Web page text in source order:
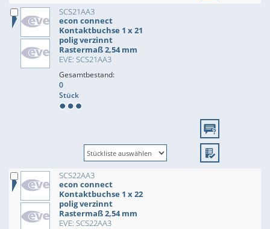
SCS21AA3
econ connect
Kontaktbuchse 1 x 21
polig verzinnt
Rastermaß 2,54 mm
EVE: SCS21AA3
Gesamtbestand:
0
Stück
SCS22AA3
econ connect
Kontaktbuchse 1 x 22
polig verzinnt
Rastermaß 2,54 mm
EVE: SCS22AA3